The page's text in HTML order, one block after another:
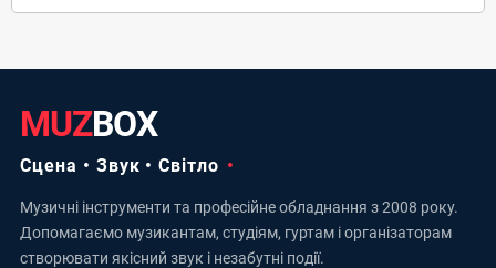
MUZBOX
Сцена • Звук • Світло
Музичні інструменти та професійне обладнання з 2008 року.
Допомагаємо музикантам, студіям, гуртам і організаторам
створювати якісний звук і незабутні події.